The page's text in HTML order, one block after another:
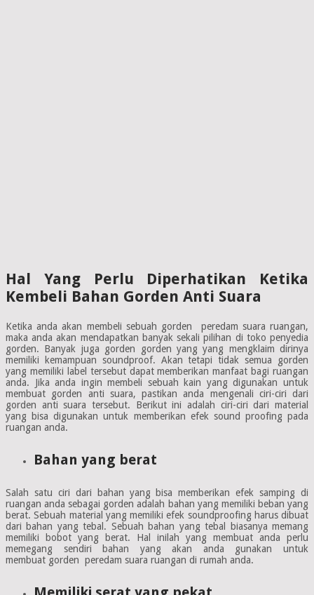
Hal Yang Perlu Diperhatikan Ketika
Kembeli Bahan Gorden Anti Suara
Ketika anda akan membeli sebuah gorden peredam suara ruangan,
maka anda akan mendapatkan banyak sekali pilihan di toko penyedia
gorden. Banyak juga gorden gorden yang yang mengklaim dirinya
memiliki kemampuan soundproof. Akan tetapi tidak semua gorden
yang memiliki label tersebut dapat memberikan manfaat bagi ruangan
anda. Jika anda ingin membeli sebuah kain yang digunakan untuk
membuat gorden anti suara, pastikan anda mengenali ciri-ciri dari
gorden anti suara tersebut. Berikut ini adalah ciri-ciri dari material
yang bisa digunakan untuk memberikan efek sound proofing pada
ruangan anda.
Bahan yang berat
Salah satu ciri dari bahan yang bisa memberikan efek samping di
ruangan anda sebagai gorden adalah bahan yang memiliki beban yang
berat. Sebuah material yang memiliki efek soundproofing harus dibuat
dari bahan yang tebal. Sebuah bahan yang tebal biasanya memang
memiliki bobot yang berat. Hal inilah yang membuat anda perlu
memegang sendiri bahan yang akan anda gunakan untuk
membuat gorden peredam suara ruangan di rumah anda.